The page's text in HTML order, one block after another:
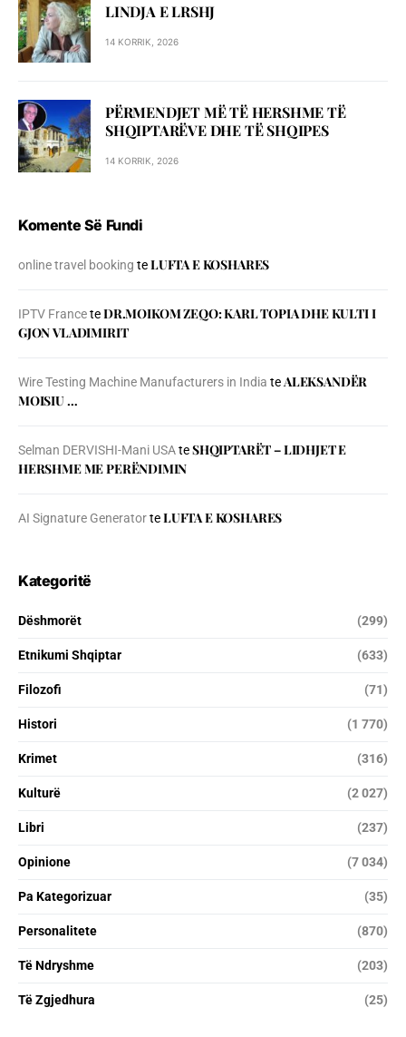
LINDJA E LRSHJ
14 KORRIK, 2026
PËRMENDJET MË TË HERSHME TË
SHQIPTARËVE DHE TË SHQIPES
14 KORRIK, 2026
Komente Së Fundi
online travel booking teLUFTA E KOSHARES
IPTV FranceteDR.MOIKOM ZEQO: KARL TOPIA DHE KULTI I
GJON VLADIMIRIT
Wire Testing Machine Manufacturers in India teALEKSANDËR
MOISIU …
Selman DERVISHI-Mani USAteSHQIPTARËT – LIDHJET E
HERSHME ME PERËNDIMIN
AI Signature GeneratorteLUFTA E KOSHARES
Kategoritë
Dëshmorët (299)
Etnikumi Shqiptar (633)
Filozofi (71)
Histori (1 770)
Krimet (316)
Kulturë (2 027)
Libri (237)
Opinione (7 034)
Pa Kategorizuar (35)
Personalitete (870)
Të Ndryshme (203)
Të Zgjedhura (25)